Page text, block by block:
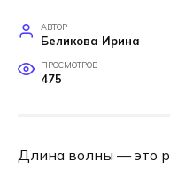
АВТОР
Беликова Ирина
ПРОСМОТРОВ
475
Длина волны — это